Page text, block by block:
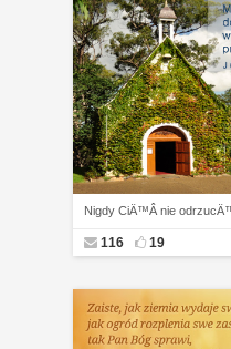
Nigdy CiÄ™Â nie
116 19